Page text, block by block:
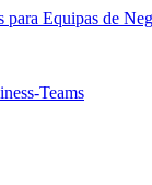
para Equipas de
Teams